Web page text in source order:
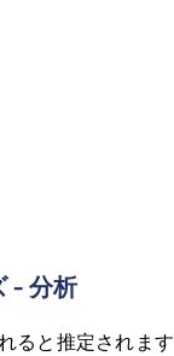
- 分析
ると推定されます